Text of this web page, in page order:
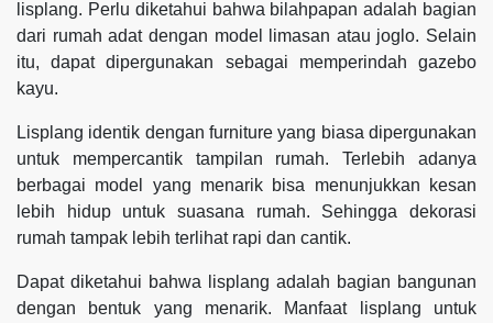
lisplang. Perlu diketahui bahwa bilahpapan adalah bagian
dari rumah adat dengan model limasan atau joglo. Selain
itu, dapat dipergunakan sebagai memperindah gazebo
kayu.
Lisplang identik dengan furniture yang biasa dipergunakan
untuk mempercantik tampilan rumah. Terlebih adanya
berbagai model yang menarik bisa menunjukkan kesan
lebih hidup untuk suasana rumah. Sehingga dekorasi
rumah tampak lebih terlihat rapi dan cantik.
Dapat diketahui bahwa lisplang adalah bagian bangunan
dengan bentuk yang menarik. Manfaat lisplang untuk